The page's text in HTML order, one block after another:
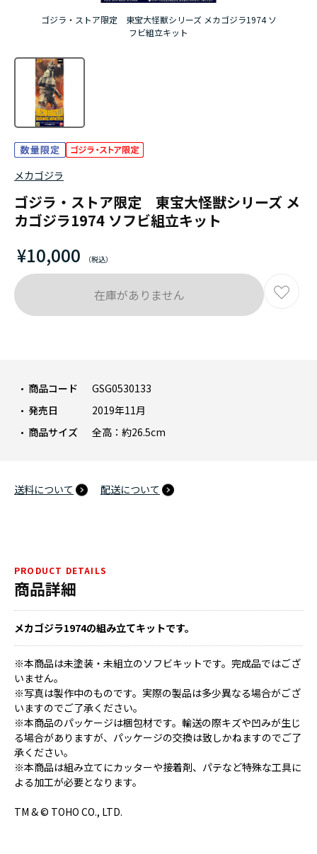
ゴジラ・ストア限定 東宝大怪獣シリーズ メカゴジラ1974 ソ
フビ組立キット
メカゴジラ
ゴジラ・ストア限定 東宝大怪獣シリーズ メ
カゴジラ1974 ソフビ組立キット
¥10,000
商品コード
GSG0530133
発売日
2019年11月
商品サイズ
全高：約26.5cm
送料について 配送について
在庫がありません
PRODUCT DETAILS
商品詳細
メカゴジラ1974の組み立てキットです。
※本商品は未塗装・未組立のソフビキットです。完成品ではござ
いません。
※写真は製作中のものです。実際の製品は多少異なる場合がござ
いますのでご了承ください。
※本商品のパッケージは梱包材です。輸送の際キズや凹みが生じ
る場合がありますが、パッケージの交換は致しかねますのでご了
承ください。
※本商品は組み立てにカッターや接着剤、パテなど特殊な工具に
よる加工が必要となります。
TM & © TOHO CO., LTD.